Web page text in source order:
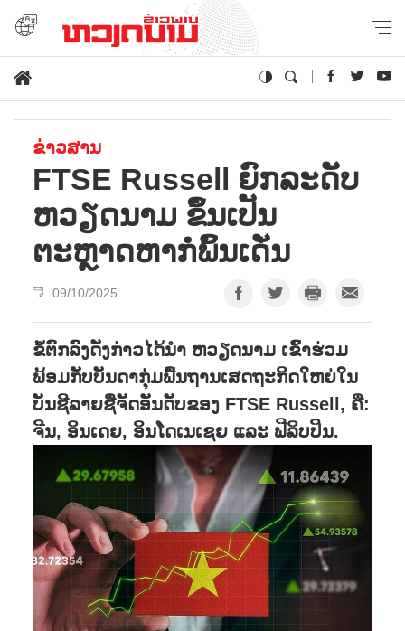
ຂ່າວສານ
FTSE Russell ຍົກລະດັບ
ຫວຽດນາມ ຂຶ້ນເປັນ
ຕະຫຼາດຫາກໍພົ້ນເດັ່ນ
09/10/2025
ຂໍ້ຕົກລົງດັ່ງກ່າວໄດ້ນຳ ຫວຽດນາມ ເຂົ້າຮ່ວມ
ພ້ອມກັບບັນດາກຸ່ມພື້ນຖານເສດຖະກິດໃຫຍ່ໃນ
ບັນຊີລາຍຊື່ຈັດອັນດັບຂອງ FTSE Russell, ຄື:
ຈີນ, ອິນເດຍ, ອິນໂດເນເຊຍ ແລະ ຟີລິບປິນ.